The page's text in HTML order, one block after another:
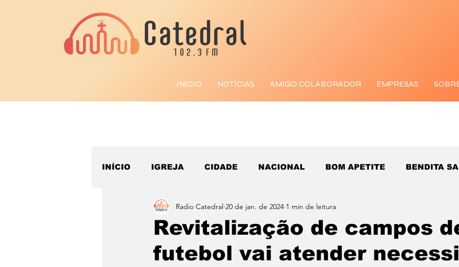
INÍCIO NOTÍCIAS AMIGO COLABORADOR EMPRESAS
INÍCIO IGREJA CIDADE NACIONAL BOM APETITE BENDITA
ESPORTE
Revitalização de campos
futebol vai atender
Radio Catedral 20 de jan. de 2024 1 min de leitura